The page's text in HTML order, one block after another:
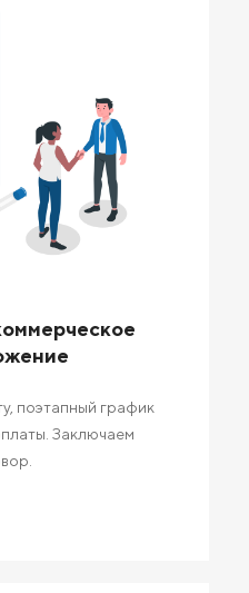
поэтапный график
Заключаем